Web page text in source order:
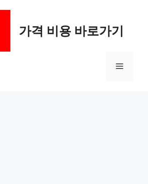
가격 비용 바로가기
메